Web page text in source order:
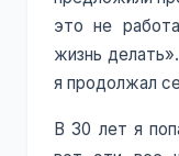
это не
жизнь
я продолжал
В 30 лет я